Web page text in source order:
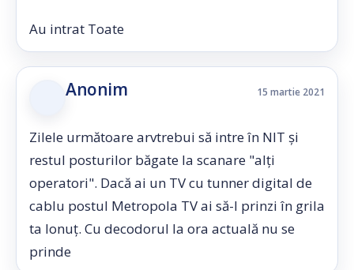
Au intrat Toate
Anonim 15 martie 2021
Zilele următoare arvtrebui să intre în NIT și
restul posturilor băgate la scanare "alți
operatori". Dacă ai un TV cu tunner digital de
cablu postul Metropola TV ai să-l prinzi în grila
ta Ionuț. Cu decodorul la ora actuală nu se
prinde